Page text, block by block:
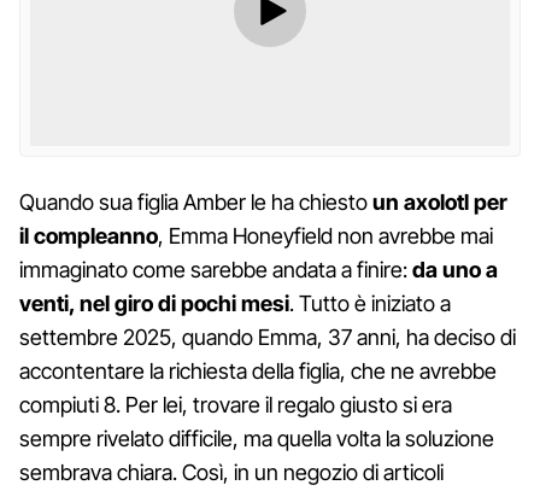
Quando sua figlia Amber le ha chiestoun axolotl per
il compleanno, Emma Honeyfield non avrebbe mai
immaginato come sarebbe andata a finire:da uno a
venti, nel giro di pochi mesi. Tutto è iniziato a
settembre 2025, quando Emma, 37 anni, ha deciso di
accontentare la richiesta della figlia, che ne avrebbe
compiuti 8. Per lei, trovare il regalo giusto si era
sempre rivelato difficile, ma quella volta la soluzione
sembrava chiara. Così, in un negozio di articoli